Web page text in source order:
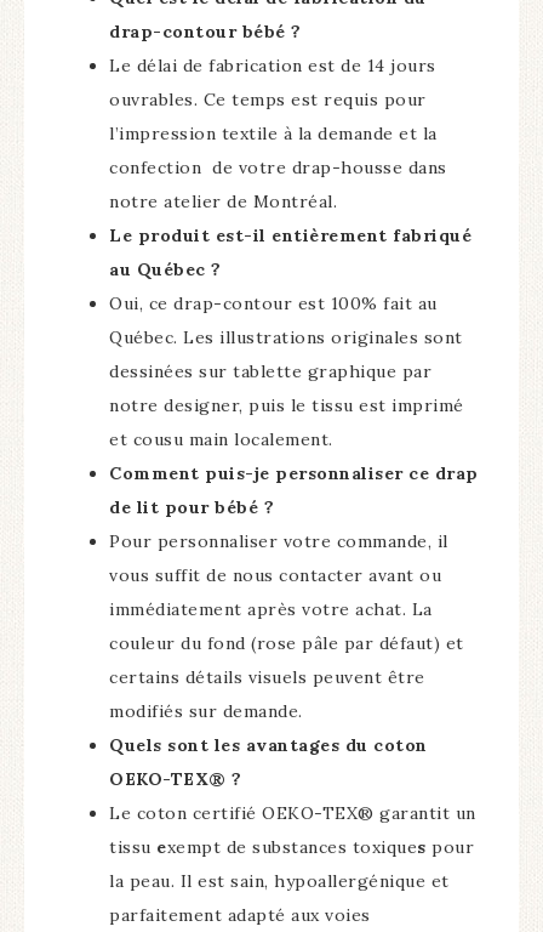
drap-contour bébé ?
Le délai de fabrication est de 14 jours
ouvrables. Ce temps est requis pour
l’impression textile à la demande et la
confection de votre drap-housse dans
notre atelier de Montréal.
Le produit est-il entièrement fabriqué
au Québec ?
Oui, ce drap-contour est 100% fait au
Québec. Les illustrations originales sont
dessinées sur tablette graphique par
notre designer, puis le tissu est imprimé
et cousu main localement.
Comment puis-je personnaliser ce drap
de lit pour bébé ?
Pour personnaliser votre commande, il
vous suffit de nous contacter avant ou
immédiatement après votre achat. La
couleur du fond (rose pâle par défaut) et
certains détails visuels peuvent être
modifiés sur demande.
Quels sont les avantages du coton
OEKO-TEX® ?
Le coton certifié OEKO-TEX® garantit un
tissu exempt de substances toxiques pour
la peau. Il est sain, hypoallergénique et
parfaitement adapté aux voies